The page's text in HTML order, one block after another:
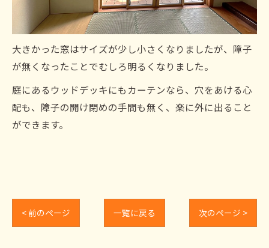
大きかった窓はサイズが少し小さくなりましたが、障子
が無くなったことでむしろ明るくなりました。
庭にあるウッドデッキにもカーテンなら、穴をあける心
配も、障子の開け閉めの手間も無く、楽に外に出ること
ができます。
< 前のページ 一覧に戻る 次のページ >